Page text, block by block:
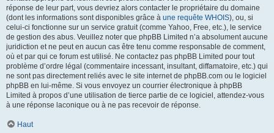
réponse de leur part, vous devriez alors contacter le propriétaire du domaine
(dont les informations sont disponibles grâce à une requête WHOIS), ou, si
celui-ci fonctionne sur un service gratuit (comme Yahoo, Free, etc.), le service
de gestion des abus. Veuillez noter que phpBB Limited n’a absolument aucune
juridiction et ne peut en aucun cas être tenu comme responsable de comment,
où et par qui ce forum est utilisé. Ne contactez pas phpBB Limited pour tout
problème d’ordre légal (commentaire incessant, insultant, diffamatoire, etc.) qui
ne sont pas directement reliés avec le site internet de phpBB.com ou le logiciel
phpBB en lui-même. Si vous envoyez un courrier électronique à phpBB
Limited à propos d’une utilisation de tierce partie de ce logiciel, attendez-vous
à une réponse laconique ou à ne pas recevoir de réponse.
Haut